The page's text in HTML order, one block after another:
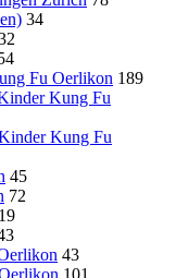
34
Fu Oerlikon 189
Kung Fu
Kung Fu
45
72
19
43
101